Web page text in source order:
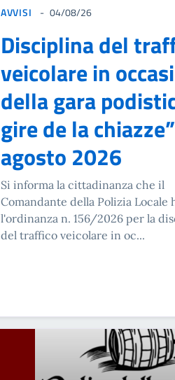
AVVISI 04/08/26
Disciplina del
veicolare in
della gara
gire de la
agosto 2026
Si informa la cittadinanza che il
Comandante della Polizia Locale
l'ordinanza n. 156/2026 per la
del traffico veicolare in oc...